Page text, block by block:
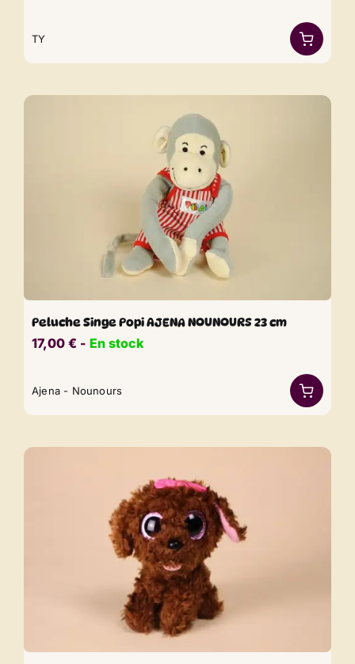
TY
Peluche Singe Popi AJENA NOUNOURS 23 cm
17,00 € ​​ - En stock
Ajena - Nounours